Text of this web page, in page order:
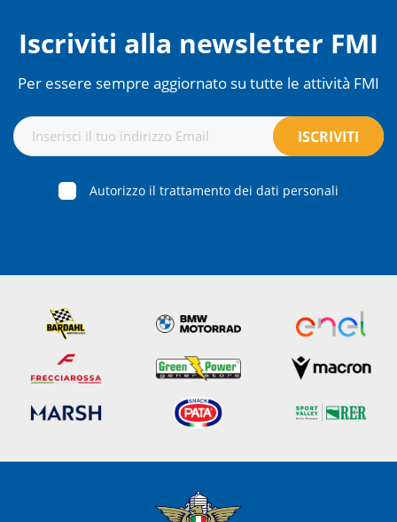
Iscriviti alla newsletter FMI
Per essere sempre aggiornato su tutte le attività FMI
Autorizzo il trattamento dei dati personali